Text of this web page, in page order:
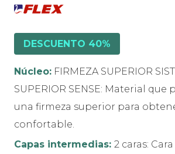
DESCUENTO 40%
Núcleo: FIRMEZA SUPERIOR
SUPERIOR SENSE: Material
una firmeza superior para
confortable.
Capas intermedias: 2 caras: